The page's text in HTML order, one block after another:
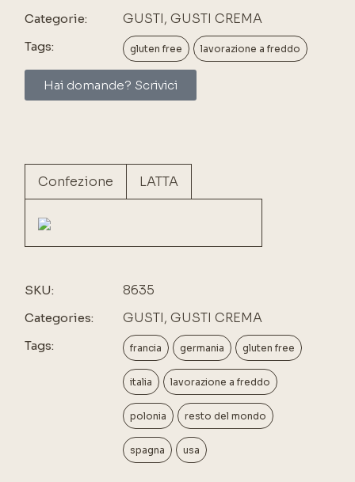
Categorie: GUSTI, GUSTI CREMA
Tags: gluten free lavorazione a freddo
Hai domande? Scrivici
Confezione LATTA
SKU: 8635
Categories: GUSTI, GUSTI CREMA
Tags: francia germania gluten free
italia lavorazione a freddo
polonia resto del mondo
spagna usa